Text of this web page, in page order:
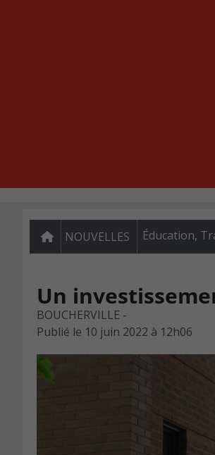
NOUVELLES Éducation,
Un
BOUCHERVILLE -
Publié le 10 juin 2022 à 12h06